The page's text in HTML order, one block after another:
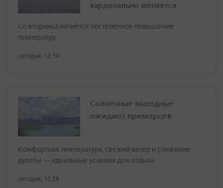
кардинально меняется
Со вторника начнётся постепенное повышение
температур
сегодня, 12:34
Солнечные выходные
ожидают приморцев
Комфортная температура, свежий ветер и снижение
духоты — идеальные условия для отдыха
сегодня, 12:28